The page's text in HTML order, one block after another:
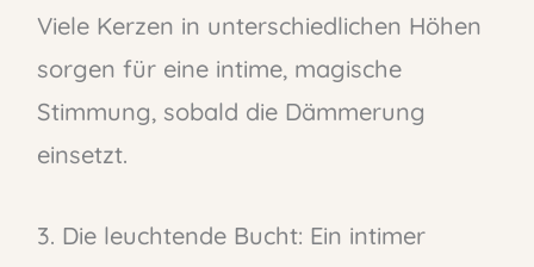
Viele Kerzen in unterschiedlichen Höhen
sorgen für eine intime, magische
Stimmung, sobald die Dämmerung
einsetzt.
3. Die leuchtende Bucht: Ein intimer